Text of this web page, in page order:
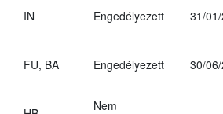
IN Engedélyezett
31/
FU, BA Engedélyezett 30/
Nem